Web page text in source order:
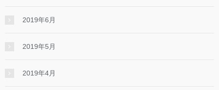
2019年6月
2019年5月
2019年4月